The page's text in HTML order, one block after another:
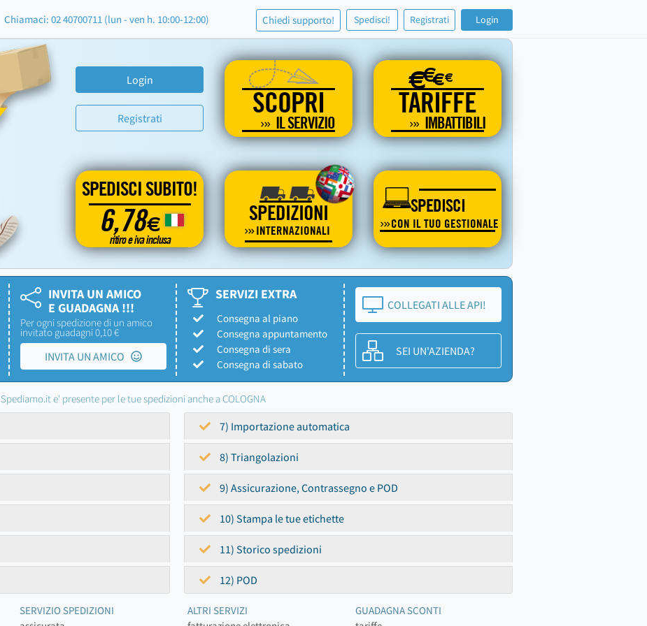
Chiamaci: 02 40700711 (lun - ven h. 10:00-12:00) Chiedi supporto! Spedisci! Registrati Login
Login
Registrati SCOPRI
IL SERVIZIO
€€€€
TARIFFE
IMBATTIBILI
SPEDISCI SUBITO!
6,78€
ritiro e iva inclusa
SPEDIZIONI
INTERNAZIONALI
SPEDISCI
CON IL TUO GESTIONALE
INVITA UN AMICO
E GUADAGNA !!!
Per ogni spedizione di un amico
invitato guadagni 0,10 €
INVITA UN AMICO
SERVIZI EXTRA
Consegna al piano
Consegna appuntamento
Consegna di sera
Consegna di sabato
COLLEGATI ALLE API!
SEI UN'AZIENDA?
Spediamo.it e' presente per le tue spedizioni anche a COLOGNA
7) Importazione automatica
8) Triangolazioni
9) Assicurazione, Contrassegno e POD
10) Stampa le tue etichette
11) Storico spedizioni
12) POD
SERVIZIO SPEDIZIONI
ALTRI SERVIZI
GUADAGNA SCONTI